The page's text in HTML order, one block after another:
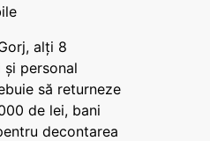
alți 8
personal
să returneze
de lei, bani
decontarea